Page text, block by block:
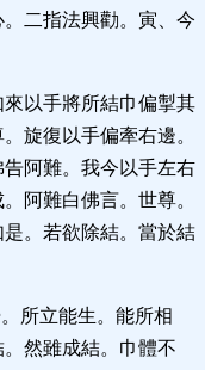
二指法興勸。寅、今
以手將所結巾偏掣其
旋復以手偏牽右邊。
阿難。我今以手左右
阿難白佛言。世尊。
。若欲除結。當於結
所立能生。能所相
然雖成結。巾體不